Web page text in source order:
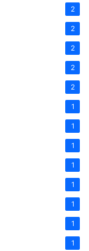
2
2
2
2
2
1
1
1
1
1
1
1
1